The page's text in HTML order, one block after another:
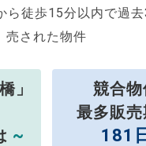
ら徒歩15分以内で過
売された物件
」
~
競合
最多販
181